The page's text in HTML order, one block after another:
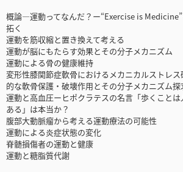
概論―運動ってなんだ？ー“Exercise is
拓く
運動を筋収縮と置き換えて考える
運動が脳にもたらす効果とその分子メカニズム
運動による骨の健康維持
変形性膝関節症軟骨におけるメカニカルストレ
的な軟骨保護・破壊作用とその分子メカニズム
運動と高血圧ーヒポクラテスの名言「歩くこと
ある」は本当か？
腹部大動脈瘤から考える運動療法の可能性
運動による炎症状態の変化
脊髄損傷者の運動と健康
運動と糖脂質代謝